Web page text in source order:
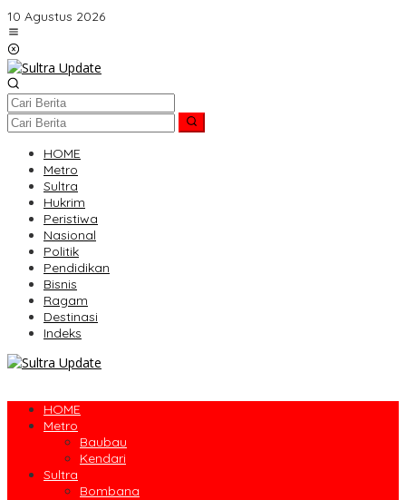
Lewati
ke
konten
10 Agustus 2026
HOME
Metro
Sultra
Hukrim
Peristiwa
Nasional
Politik
Pendidikan
Bisnis
Ragam
Destinasi
Indeks
HOME
Metro
Baubau
Kendari
Sultra
Bombana